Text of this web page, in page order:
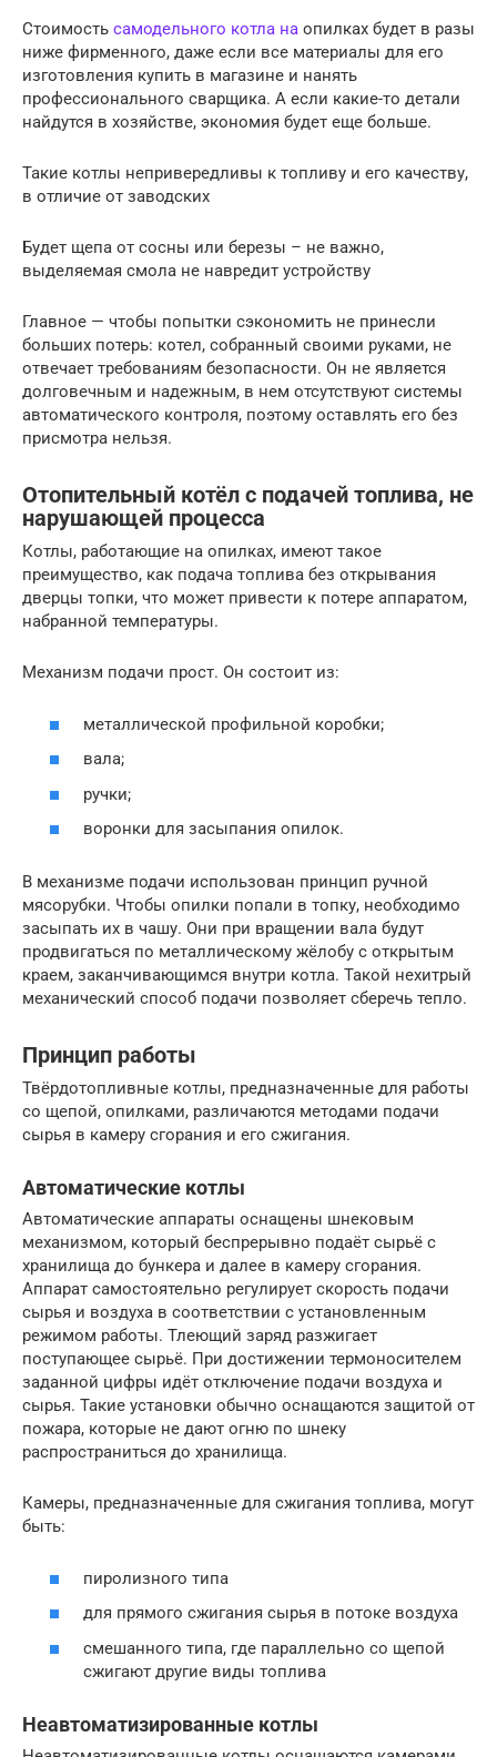
Стоимость самодельного котла на опилках будет в разы
ниже фирменного, даже если все материалы для его
изготовления купить в магазине и нанять
профессионального сварщика. А если какие-то детали
найдутся в хозяйстве, экономия будет еще больше.
Такие котлы непривередливы к топливу и его качеству,
в отличие от заводских
Будет щепа от сосны или березы – не важно,
выделяемая смола не навредит устройству
Главное — чтобы попытки сэкономить не принесли
больших потерь: котел, собранный своими руками, не
отвечает требованиям безопасности. Он не является
долговечным и надежным, в нем отсутствуют системы
автоматического контроля, поэтому оставлять его без
присмотра нельзя.
Отопительный котёл с подачей топлива, не
нарушающей процесса
Котлы, работающие на опилках, имеют такое
преимущество, как подача топлива без открывания
дверцы топки, что может привести к потере аппаратом,
набранной температуры.
Механизм подачи прост. Он состоит из:
металлической профильной коробки;
вала;
ручки;
воронки для засыпания опилок.
В механизме подачи использован принцип ручной
мясорубки. Чтобы опилки попали в топку, необходимо
засыпать их в чашу. Они при вращении вала будут
продвигаться по металлическому жёлобу с открытым
краем, заканчивающимся внутри котла. Такой нехитрый
механический способ подачи позволяет сберечь тепло.
Принцип работы
Твёрдотопливные котлы, предназначенные для работы
со щепой, опилками, различаются методами подачи
сырья в камеру сгорания и его сжигания.
Автоматические котлы
Автоматические аппараты оснащены шнековым
механизмом, который беспрерывно подаёт сырьё с
хранилища до бункера и далее в камеру сгорания.
Аппарат самостоятельно регулирует скорость подачи
сырья и воздуха в соответствии с установленным
режимом работы. Тлеющий заряд разжигает
поступающее сырьё. При достижении термоносителем
заданной цифры идёт отключение подачи воздуха и
сырья. Такие установки обычно оснащаются защитой от
пожара, которые не дают огню по шнеку
распространиться до хранилища.
Камеры, предназначенные для сжигания топлива, могут
быть:
пиролизного типа
для прямого сжигания сырья в потоке воздуха
смешанного типа, где параллельно со щепой
сжигают другие виды топлива
Неавтоматизированные котлы